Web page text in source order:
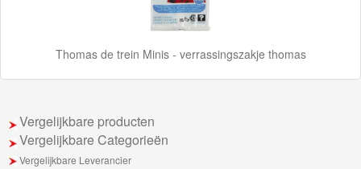
Wheels
Majorette
autos
Thomas de trein Minis - verrassingszakje thomas
Vergelijkbare producten
Vergelijkbare Categorieën
Vergelijkbare Leverancier